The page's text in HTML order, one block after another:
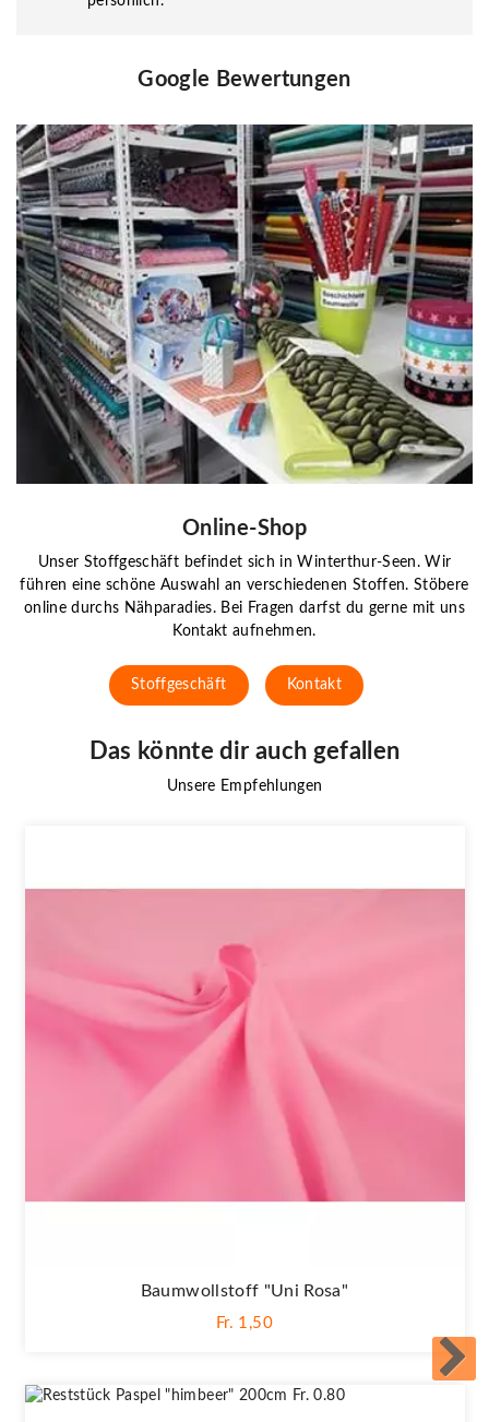
Google Bewertungen
Online-Shop
Unser Stoffgeschäft befindet sich in Winterthur-Seen. Wir
führen eine schöne Auswahl an verschiedenen Stoffen. Stöbere
online durchs Nähparadies. Bei Fragen darfst du gerne mit uns
Kontakt aufnehmen.
Stoffgeschäft Kontakt
Das könnte dir auch gefallen
Unsere Empfehlungen
Baumwollstoff "Uni Rosa"
Fr. 1,50